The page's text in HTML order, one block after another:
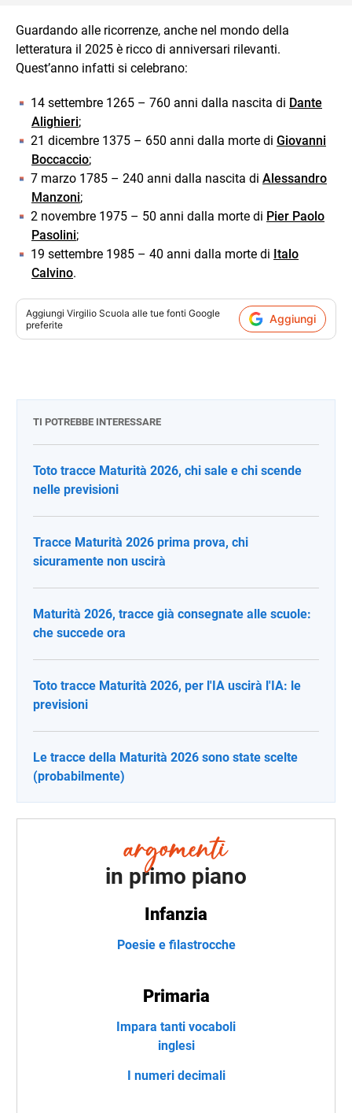
Guardando alle ricorrenze, anche nel mondo della
letteratura il 2025 è ricco di anniversari rilevanti.
Quest’anno infatti si celebrano:
14 settembre 1265 – 760 anni dalla nascita di Dante
Alighieri;
21 dicembre 1375 – 650 anni dalla morte di Giovanni
Boccaccio;
7 marzo 1785 – 240 anni dalla nascita di Alessandro
Manzoni;
2 novembre 1975 – 50 anni dalla morte di Pier Paolo
Pasolini;
19 settembre 1985 – 40 anni dalla morte di Italo
Calvino.
Aggiungi Virgilio Scuola alle tue fonti Google
preferite
Aggiungi
TI POTREBBE INTERESSARE
Toto tracce Maturità 2026, chi sale e chi scende
nelle previsioni
Tracce Maturità 2026 prima prova, chi
sicuramente non uscirà
Maturità 2026, tracce già consegnate alle scuole:
che succede ora
Toto tracce Maturità 2026, per l'IA uscirà l'IA: le
previsioni
Le tracce della Maturità 2026 sono state scelte
(probabilmente)
in primo piano
Infanzia
Poesie e filastrocche
Primaria
Impara tanti vocaboli
inglesi
I numeri decimali